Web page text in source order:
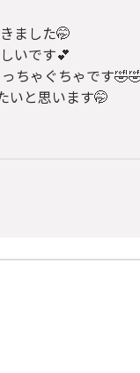
ました🤭
いです💕
ちゃぐちゃです
いと思います🤭